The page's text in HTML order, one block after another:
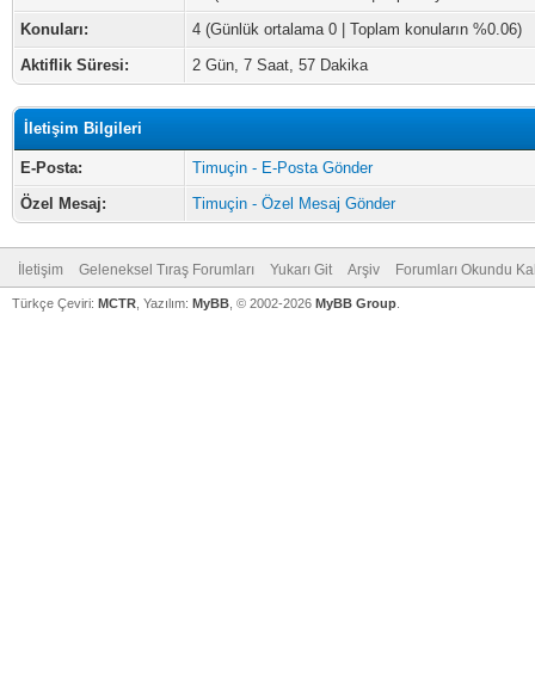
Konuları:
4 (Günlük ortalama 0 | Toplam konuların %0.06)
Aktiflik Süresi:
2 Gün, 7 Saat, 57 Dakika
İletişim Bilgileri
E-Posta:
Timuçin - E-Posta Gönder
Özel Mesaj:
Timuçin - Özel Mesaj Gönder
İletişim Geleneksel Tıraş Forumları Yukarı Git Arşiv Forumları Okundu
Türkçe Çeviri: MCTR , Yazılım: MyBB , © 2002-2026 MyBB Group